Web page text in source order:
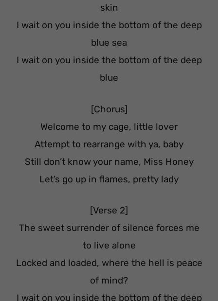
skin
I wait on you inside the bottom of the deep
blue sea
I wait on you inside the bottom of the deep
blue
[Chorus]
Welcome to my cage, little lover
Attempt to rearrange with ya, baby
Still don’t know your name, Miss Honey
Let’s go up in flames, pretty lady
[Verse 2]
The sweet surrender of silence forces me
to live alone
Locked and loaded, where the hell is peace
of mind?
I wait on you inside the bottom of the deep